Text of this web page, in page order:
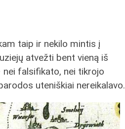
taip ir nekilo mintis į
atvežti bent vieną iš
falsifikato, nei tikrojo
uteniškiai nereikalavo.